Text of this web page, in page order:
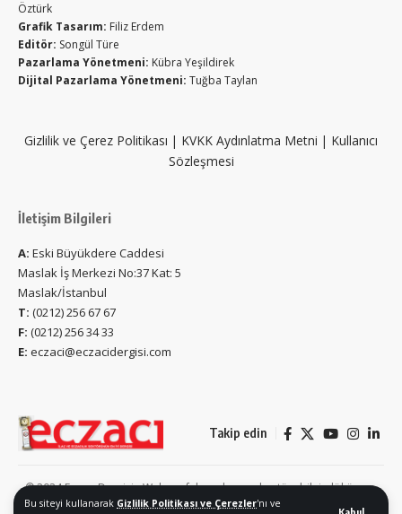
Bu siteyi kullanarak Gizlilik Politikası ve Çerezler'nı ve
Kabul
Öztürk
Grafik Tasarım: Filiz Erdem
Editör: Songül Türe
Pazarlama Yönetmeni: Kübra Yeşildirek
Dijital Pazarlama Yönetmeni: Tuğba Taylan
Gizlilik ve Çerez Politikası | KVKK Aydınlatma Metni | Kullanıcı
Sözleşmesi
İletişim Bilgileri
A: Eski Büyükdere Caddesi
Maslak İş Merkezi No:37 Kat: 5
Maslak/İstanbul
T: (0212) 256 67 67
F: (0212) 256 34 33
E: eczaci@eczacidergisi.com
Takip edin
© 2024 Eczacı Dergisi - Web sayfalarında yer alan tüm bilgi, döküman,
fotoğraf, video, görüntü, metin, vb. herhangi bir içerik izin alınmadan